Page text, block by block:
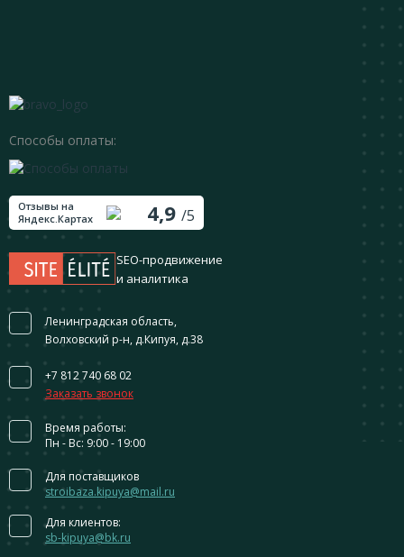
Способы оплаты:
Отзывы на
Яндекс.Картах
4,9 /5
SEO-продвижение
и аналитика
Ленинградская область,
Волховский р-н, д.Кипуя, д.38
+7 812 740 68 02
Заказать звонок
Время работы:
Пн - Вс: 9:00 - 19:00
Для поставщиков
stroibaza.kipuya@mail.ru
Для клиентов:
sb-kipuya@bk.ru